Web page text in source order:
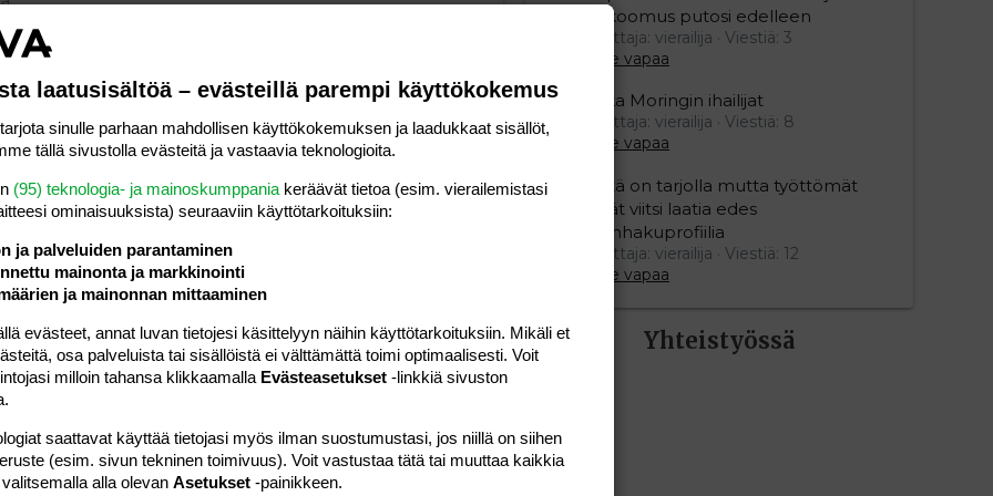
olevani raskaana ja neuvolalääkäri oli myös
paikan ja perjantaina alkaa työt. Pomo ei vieläkään tiedä
(olen työskennellyt samassa paikassa...
saaminen
:/
Siinä ainakin aloitetaan päivä pelkillä hedelmillä.
kokoomus putosi edelleen
Aloittaja: vierailija
Viestiä: 3
Aihe vapaa
Mika Moringin ihailijat
Aloittaja: vierailija
Viestiä: 8
Aihe vapaa
Töitä on tarjolla mutta työttömät
eivät viitsi laatia edes
työnhakuprofiilia
Aloittaja: vierailija
Viestiä: 12
Aihe vapaa
Yhteistyössä
laatusisältöä – evästeillä parempi käyttökokemus
sinulle parhaan mahdollisen käyttökokemuksen ja laadukkaat sisällöt,
tällä sivustolla evästeitä ja vastaavia teknologioita.
(95) teknologia- ja mainoskumppania keräävät tietoa (esim. vierailemis­tasi
ominaisuuk­sista) seuraaviin käyttötarkoituksiin:
ja palveluiden parantaminen
mainonta ja markkinointi
ja mainonnan mittaaminen
evästeet, annat luvan tietojesi käsittelyyn näihin käyttötarkoituksiin. Mikäli et
osa palveluista tai sisällöistä ei välttämättä toimi optimaalisesti. Voit
milloin tahansa klikkaamalla Evästeasetukset -linkkiä sivuston
saattavat käyttää tietojasi myös ilman suostumustasi, jos niillä on siihen
(esim. sivun tekninen toimivuus). Voit vastustaa tätä tai muuttaa kaikkia
alla olevan Asetukset -painikkeen.